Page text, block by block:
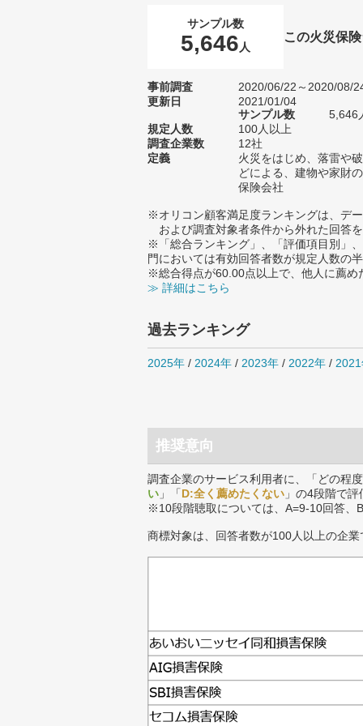
サンプル数
5,646 人
この火災保
事前調査
2020/06/22～2020/08/
更新日
2021/01/04
サンプル数
5,646
規定人数
100人以上
調査企業数
12社
定義
火災をはじめ、落雷や
どによる、建物や家財
保険会社
※オリコン顧客満足度ランキングは、デ
および調査対象者条件から外れた回答
※「総合ランキング」、「評価項目別」
門においては有効回答者数が規定人数の
※総合得点が60.00点以上で、他人に薦め
≫ 詳細はこちら
過去ランキング
2025年 / 2024年 / 2023年 / 2022年 /
推奨意向
調査企業のサービス利用者に、「どの程
い 」「D:全く薦めたくない 」の4段階で
※10段階聴取については、A=9-10回答、
商標対象は、回答者数が100人以上の企業